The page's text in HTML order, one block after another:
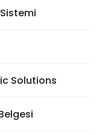
Solutions